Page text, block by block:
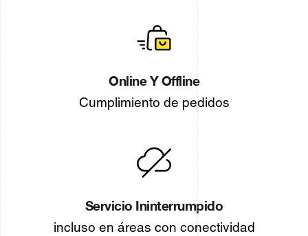
Online Y Offline
Cumplimiento de pedidos
Servicio Ininterrumpido
incluso en áreas con conectividad